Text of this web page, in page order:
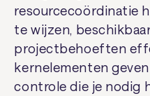
resourcecoördinatie
te wijzen,
projectbehoeften
kernelementen
controle die je nodig